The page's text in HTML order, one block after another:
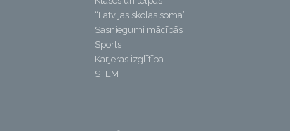
“Latvijas skolas soma”
Sasniegumi mācībās
Sports
Karjeras izglītība
STEM